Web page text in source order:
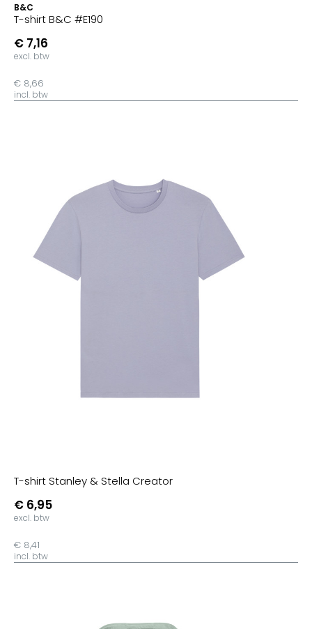
B&C
T-shirt B&C #E190
€ 7,16
excl. btw
€ 8,66
incl. btw
T-shirt Stanley & Stella Creator
€ 6,95
excl. btw
€ 8,41
incl. btw